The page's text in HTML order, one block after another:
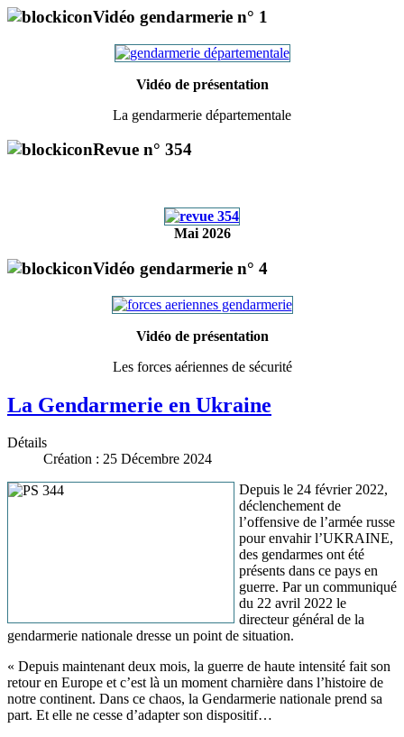
Vidéo gendarmerie n° 1
Vidéo de présentation
La gendarmerie départementale
Revue n° 354
Mai 2026
Vidéo gendarmerie n° 4
Vidéo de présentation
Les forces aériennes de sécurité
La Gendarmerie en Ukraine
Détails
Création : 25 Décembre 2024
Depuis le 24 février 2022,
déclenchement de
l’offensive de l’armée russe
pour envahir l’UKRAINE,
des gendarmes ont été
présents dans ce pays en
guerre. Par un communiqué
du 22 avril 2022 le
directeur général de la
gendarmerie nationale dresse un point de situation.
« Depuis maintenant deux mois, la guerre de haute intensité fait son
retour en Europe et c’est là un moment charnière dans l’histoire de
notre continent. Dans ce chaos, la Gendarmerie nationale prend sa
part. Et elle ne cesse d’adapter son dispositif…